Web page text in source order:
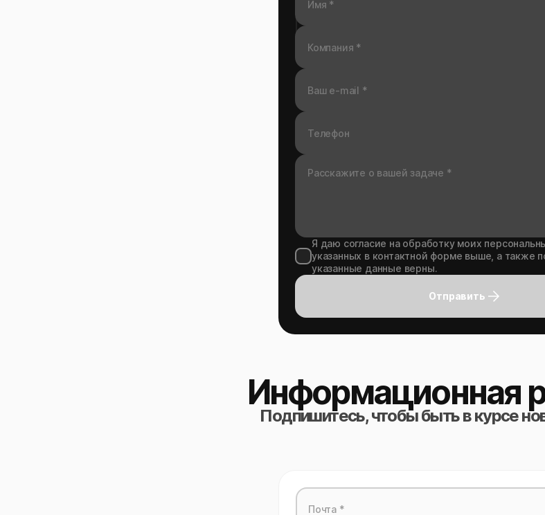
Я даю согласие на обработку моих
указанных в контактной форме выше, а также
указанные данные верны.
Отправить
Информационная
Подпишитесь, чтобы быть в курсе